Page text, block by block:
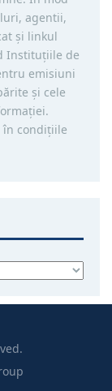
agentii,
şi linkul
Instituţiile de
emisiuni
și cele
în condiţiile